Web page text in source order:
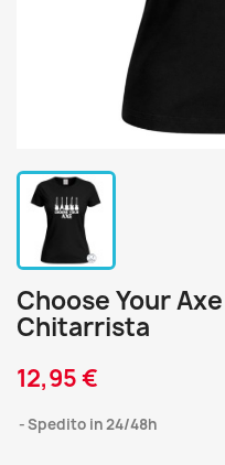
Choose Your
Chitarrista
12,95 €
Spedito in 24/48h